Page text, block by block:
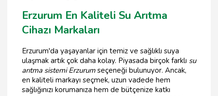
Erzurum En Kaliteli Su Arıtma
Cihazı Markaları
Erzurum'da yaşayanlar için temiz ve sağlıklı suya
ulaşmak artık çok daha kolay. Piyasada birçok farklı su
arıtma sistemi Erzurum seçeneği bulunuyor. Ancak,
en kaliteli markayı seçmek, uzun vadede hem
sağlığınızı korumanıza hem de bütçenize katkı